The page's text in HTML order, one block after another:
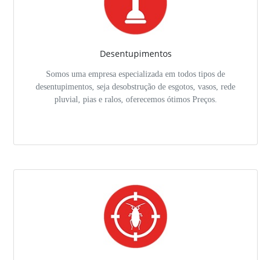
Desentupimentos
Somos uma empresa especializada em todos tipos de
desentupimentos, seja desobstrução de esgotos, vasos, rede
pluvial, pias e ralos, oferecemos ótimos Preços.